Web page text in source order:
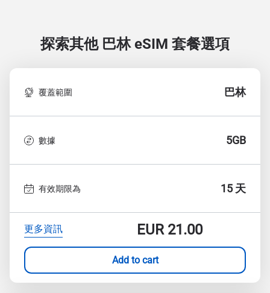
探索其他 巴林eSIM 套餐選項
覆蓋範圍 巴林
數據 5GB
有效期限為 15 天
更多資訊 EUR21.00
Add to cart